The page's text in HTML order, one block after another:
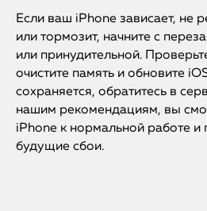
Если ваш iPhone зависает, не
или тормозит, начните с
или принудительной.
очистите память и обновите
сохраняется, обратитесь в
нашим рекомендациям, вы
iPhone к нормальной работе и
будущие сбои.